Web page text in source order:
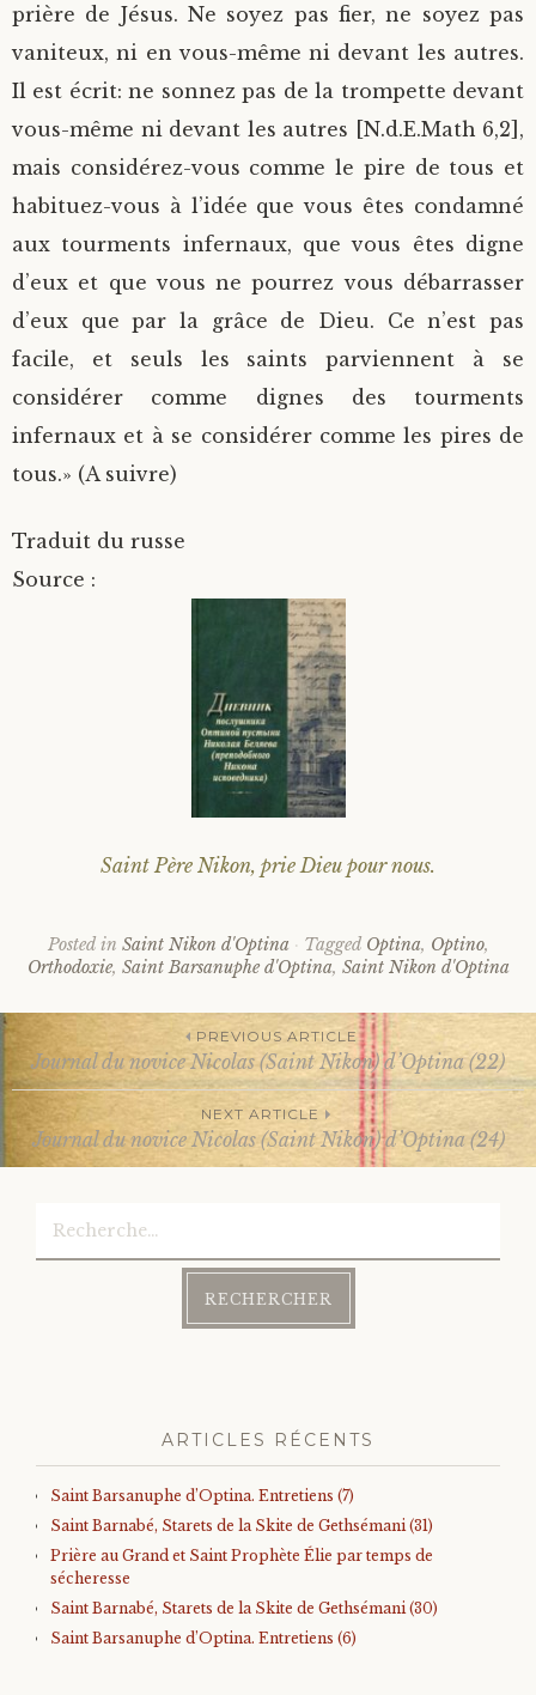
prière de Jésus. Ne soyez pas fier, ne soyez pas
vaniteux, ni en vous-même ni devant les autres.
Il est écrit: ne sonnez pas de la trompette devant
vous-même ni devant les autres [N.d.E.Math 6,2],
mais considérez-vous comme le pire de tous et
habituez-vous à l’idée que vous êtes condamné
aux tourments infernaux, que vous êtes digne
d’eux et que vous ne pourrez vous débarrasser
d’eux que par la grâce de Dieu. Ce n’est pas
facile, et seuls les saints parviennent à se
considérer comme dignes des tourments
infernaux et à se considérer comme les pires de
tous.» (A suivre)
Traduit du russe
Source :
Saint Père Nikon, prie Dieu pour nous.
Posted in Saint Nikon d'Optina Tagged Optina, Optino,
Orthodoxie, Saint Barsanuphe d'Optina, Saint Nikon d'Optina
Post
navigation
PREVIOUS ARTICLE
Journal du novice Nicolas (Saint Nikon) d’Optina (22)
NEXT ARTICLE
Journal du novice Nicolas (Saint Nikon) d’Optina (24)
ARTICLES RÉCENTS
Saint Barsanuphe d’Optina. Entretiens (7)
Saint Barnabé, Starets de la Skite de Gethsémani (31)
Prière au Grand et Saint Prophète Élie par temps de
sécheresse
Saint Barnabé, Starets de la Skite de Gethsémani (30)
Saint Barsanuphe d’Optina. Entretiens (6)